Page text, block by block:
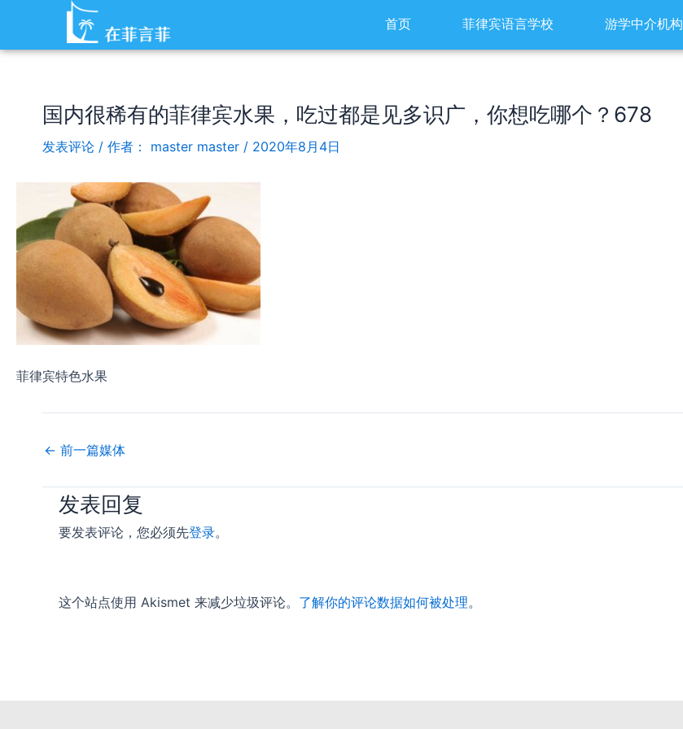
内
首页 菲律宾语言学校 游学中介机构
国内很稀有的菲律宾水果，吃过都是见多识广，你想吃哪个？678
发表评论 / 作者： master master / 2020年8月4日
菲律宾特色水果
Post
navigation
← 前一篇媒体
发表回复
要发表评论，您必须先登录。
这个站点使用 Akismet 来减少垃圾评论。 了解你的评论数据如何被处理。